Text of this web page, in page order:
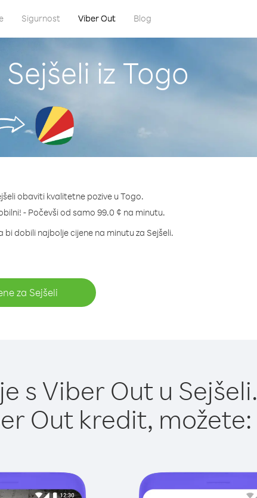
Sigurnost Viber Out Blog
iz Togo
obaviti kvalitetne pozive u Togo.
- Počevši od samo 99.0 ¢ na minutu.
dobili najbolje cijene na minutu za Sejšeli.
za Sejšeli
s Viber Out u Sejšeli.
Out kredit, možete: